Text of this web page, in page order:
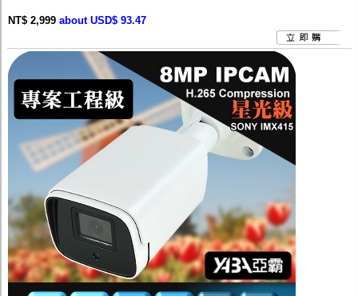
NT$ 2,999 about USD$ 93.47